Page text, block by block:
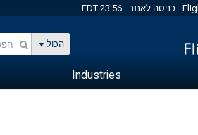
כניסה לאתר 23:56 EDT
הכול
Industries